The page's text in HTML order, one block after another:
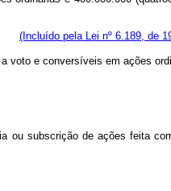
(Incluído pela Lei nº 6.189, de
voto e conversíveis em ações
subscrição de ações feita